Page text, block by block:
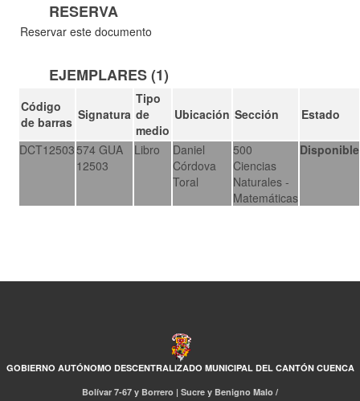
RESERVA
Reservar este documento
EJEMPLARES (1)
Código
de barras Signatura
Tipo
de
medio
Ubicación Sección Estado
DCT12503574 GUA
12503
Libro
Daniel
Córdova
Toral
500
Ciencias
Naturales -
Matemáticas
Disponible
GOBIERNO AUTÓNOMO DESCENTRALIZADO MUNICIPAL DEL CANTÓN CUENCA
Bolívar 7-67 y Borrero | Sucre y Benigno Malo /